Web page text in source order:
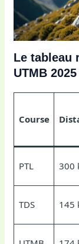
Le tableau
UTMB 2025
Course
PTL 300
TDS 145